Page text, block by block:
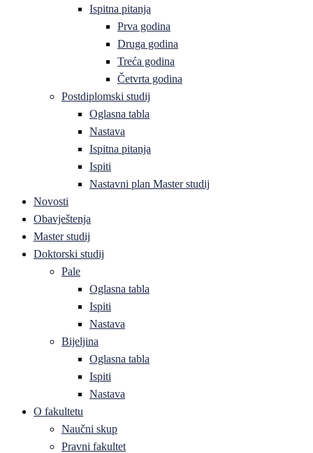
Ispitna pitanja
Prva godina
Druga godina
Treća godina
Četvrta godina
Postdiplomski studij
Oglasna tabla
Nastava
Ispitna pitanja
Ispiti
Nastavni plan Master studij
Novosti
Obavještenja
Master studij
Doktorski studij
Pale
Oglasna tabla
Ispiti
Nastava
Bijeljina
Oglasna tabla
Ispiti
Nastava
O fakultetu
Naučni skup
Pravni fakultet